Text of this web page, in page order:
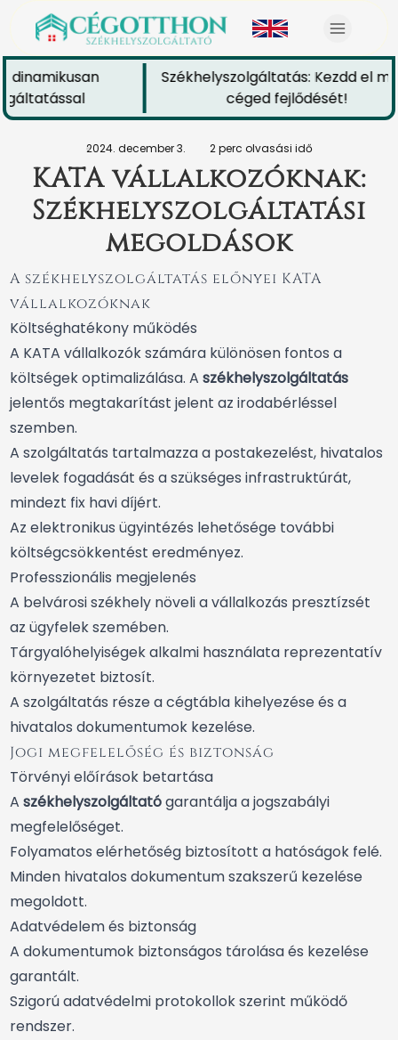
dinamikusan
Székhelyszolgáltatás: Kezdd el ma
céged fejlődését!
2024. december 3. 2 perc olvasási idő
KATA vállalkozóknak:
Székhelyszolgáltatási
megoldások
A székhelyszolgáltatás előnyei KATA
vállalkozóknak
Költséghatékony működés
A KATA vállalkozók számára különösen fontos a
költségek optimalizálása. A székhelyszolgáltatás
jelentős megtakarítást jelent az irodabérléssel
szemben.
A szolgáltatás tartalmazza a postakezelést, hivatalos
levelek fogadását és a szükséges infrastruktúrát,
mindezt fix havi díjért.
Az elektronikus ügyintézés lehetősége további
költségcsökkentést eredményez.
Professzionális megjelenés
A belvárosi székhely növeli a vállalkozás presztízsét
az ügyfelek szemében.
Tárgyalóhelyiségek alkalmi használata reprezentatív
környezetet biztosít.
A szolgáltatás része a cégtábla kihelyezése és a
hivatalos dokumentumok kezelése.
Jogi megfelelőség és biztonság
Törvényi előírások betartása
A székhelyszolgáltatógarantálja a jogszabályi
megfelelőséget.
Folyamatos elérhetőség biztosított a hatóságok felé.
Minden hivatalos dokumentum szakszerű kezelése
megoldott.
Adatvédelem és biztonság
A dokumentumok biztonságos tárolása és kezelése
garantált.
Szigorú adatvédelmi protokollok szerint működő
rendszer.